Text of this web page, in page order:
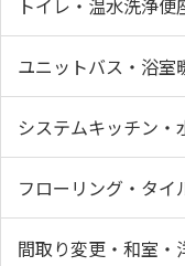
トイレ・温水洗浄便
ユニットバス・浴室
システムキッチン・
フローリング・タイ
間取り変更・和室・